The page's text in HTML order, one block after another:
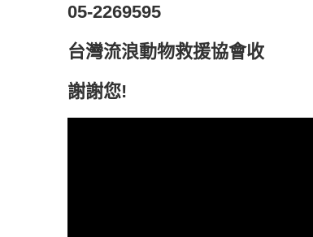
05-2269595
台灣流浪動物救援協會收
謝謝您!